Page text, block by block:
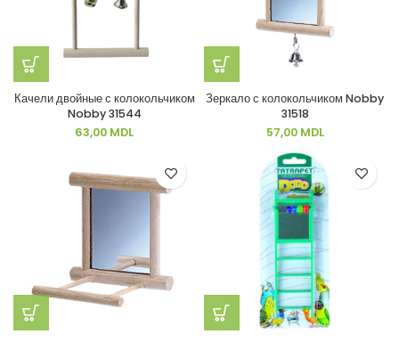
Качели двойные с колокольчиком
Nobby 31544
63,00 MDL
Зеркало с колокольчиком Nobby
31518
57,00 MDL